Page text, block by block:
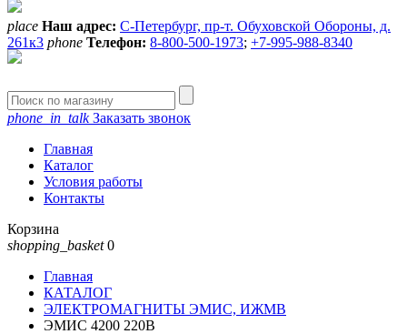
place Наш адрес: С-Петербург, пр-т. Обуховской Обороны, д.
261к3 phone Телефон: 8-800-500-1973; +7-995-988-8340
phone_in_talkЗаказать звонок
Главная
Каталог
Условия работы
Контакты
Корзина
shopping_basket 0
Главная
КАТАЛОГ
ЭЛЕКТРОМАГНИТЫ ЭМИС, ИЖМВ
ЭМИС 4200 220В